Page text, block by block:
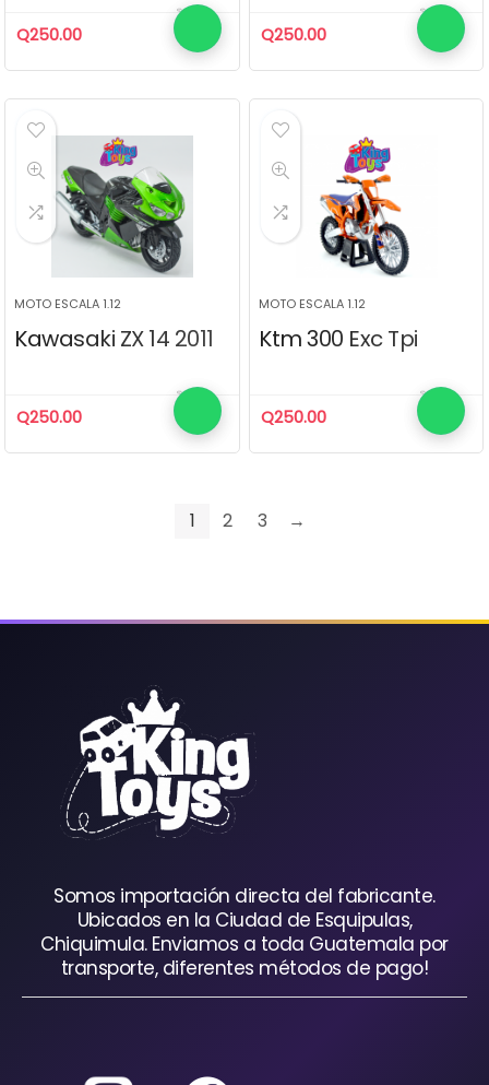
Q250.00 Q250.00
MOTO ESCALA 1.12
Kawasaki ZX 14 2011
Q250.00
MOTO ESCALA 1.12
Ktm 300 Exc Tpi
Q250.00
1 2 3 →
Somos importación directa del fabricante.
Ubicados en la Ciudad de Esquipulas,
Chiquimula. Enviamos a toda Guatemala por
transporte, diferentes métodos de pago!